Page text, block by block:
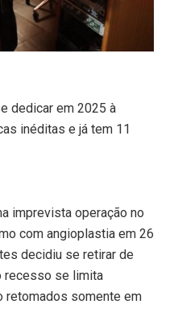
dedicar em 2025 à
inéditas e já tem 11
imprevista operação no
com angioplastia em 26
decidiu se retirar de
recesso se limita
retomados somente em